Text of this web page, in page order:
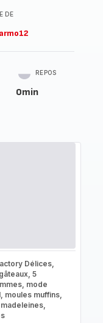
DE
armo12
REPOS
0min
Délices,
5
mode
moules muffins,